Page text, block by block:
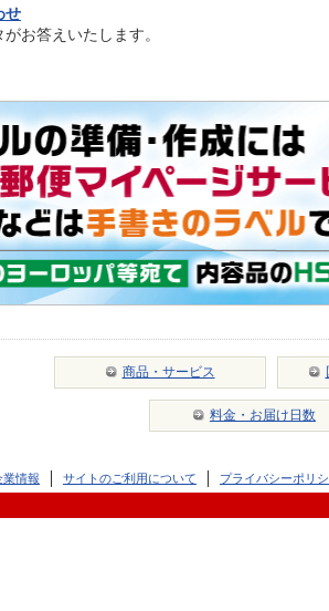
せ
お答えいたします。
商品・サービス
料金・お届け日数
業情報 サイトのご利用について プライバシーポリ